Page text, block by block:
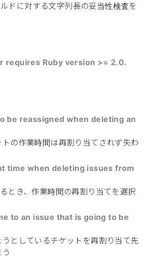
ドに対する文字列長の妥当性検査を
Ruby version >= 2.0.
be reassigned when deleting an
の作業時間は再割り当てされず失わ
time when deleting issues from
とき、作業時間の再割り当てを選択
to an issue that is going to be
としているチケットを再割り当て先